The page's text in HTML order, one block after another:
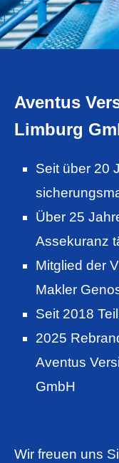
Aventus
Limburg
Seit über 20
Über 25
Assekuranz
Mitglied der
Makler
Seit 2018
2025
Aventus
GmbH
Wir freuen uns